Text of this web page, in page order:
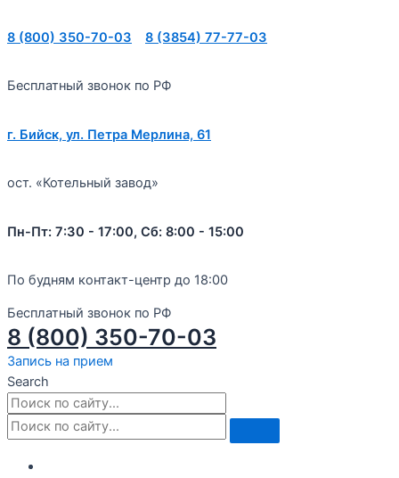
8 (800) 350-70-03 8 (3854) 77-77-03
Бесплатный звонок по РФ
г. Бийск, ул. Петра Мерлина, 61
ост. «Котельный завод»
Пн-Пт: 7:30 - 17:00, Сб: 8:00 - 15:00
По будням контакт-центр до 18:00
Бесплатный звонок по РФ
8 (800) 350-70-03
Запись на прием
Search